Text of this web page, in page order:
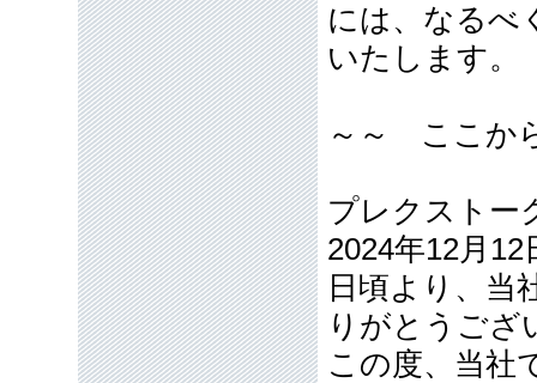
には、なるべ
いたします。
～～ ここか
プレクストー
2024年12月12
日頃より、当
りがとうござ
この度、当社